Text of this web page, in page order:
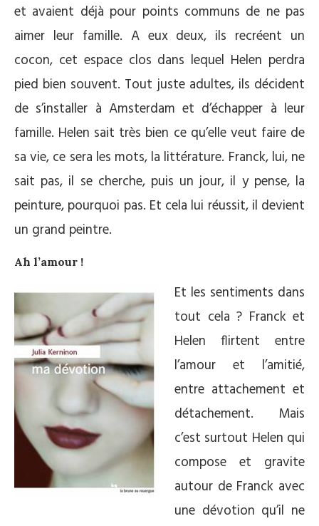
et avaient déjà pour points communs de ne pas
aimer leur famille. A eux deux, ils recréent un
cocon, cet espace clos dans lequel Helen perdra
pied bien souvent. Tout juste adultes, ils décident
de s’installer à Amsterdam et d’échapper à leur
famille. Helen sait très bien ce qu’elle veut faire de
sa vie, ce sera les mots, la littérature. Franck, lui, ne
sait pas, il se cherche, puis un jour, il y pense, la
peinture, pourquoi pas. Et cela lui réussit, il devient
un grand peintre.
Ah l’amour !
Et les sentiments dans
tout cela ? Franck et
Helen flirtent entre
l’amour et l’amitié,
entre attachement et
détachement. Mais
c’est surtout Helen qui
compose et gravite
autour de Franck avec
une dévotion qu’il ne